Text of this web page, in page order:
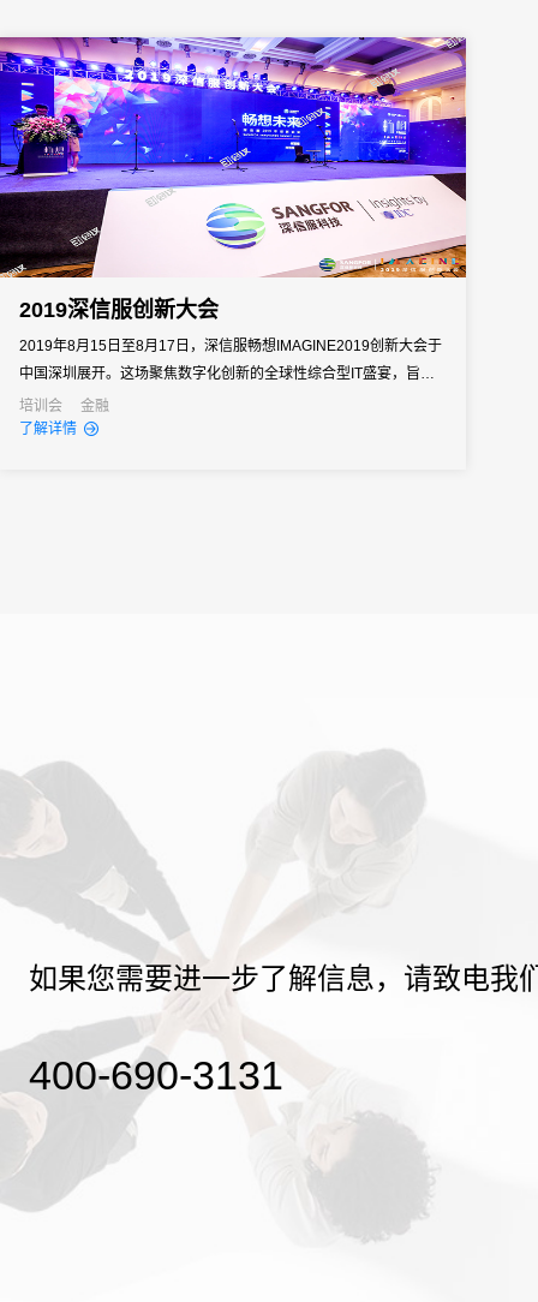
2019深信服创新大会
2019年8月15日至8月17日，深信服畅想IMAGINE2019创新大会于
中国深圳展开。这场聚焦数字化创新的全球性综合型IT盛宴，旨在
促进产业发展、技术创新、行业分享、生态协同。来自政府、医
疗、金融、教育、企业以及运营商各行业的2000+CIO、IT管理者齐
培训会
金融
了解详情
如果您需要进一步了解信息，请致电我
400-690-3131